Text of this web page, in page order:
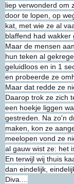
liep verwonderd om
door te lopen, op
kat, met wie ze al
blaffend had wakker
Maar de mensen
hun teken al
geluidloos en in 1
en probeerde ze
Maar dat redde ze
Daarop trok ze zich
een hoekje liggen
gestreden. Na zo'n
maken, kon ze
meelopen vond ze
al gauw wist ze: het
En terwijl wij thuis
dan eindelijk,
Diva....